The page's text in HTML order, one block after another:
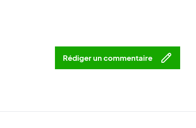
Rédiger un commentaire